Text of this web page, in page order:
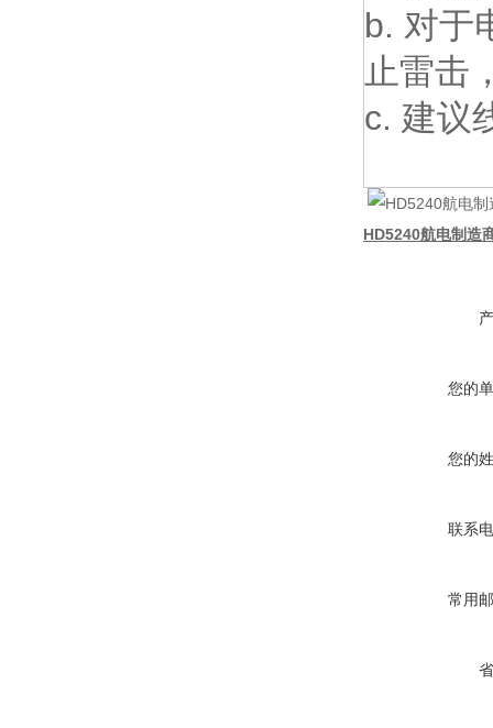
b. 对于
止雷击
c. 建议
HD5240航电制造
您的
您的
联系
常用